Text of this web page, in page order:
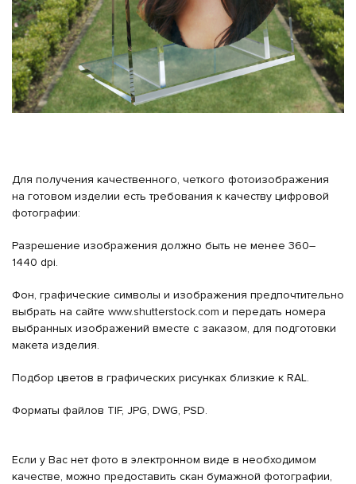
Для получения качественного, четкого фотоизображения
на готовом изделии есть требования к качеству цифровой
фотографии:
Разрешение изображения должно быть не менее 360–
1440 dpi.
Фон, графические символы и изображения предпочтительно
выбрать на сайте www.shutterstock.com и передать номера
выбранных изображений вместе с заказом, для подготовки
макета изделия.
Подбор цветов в графических рисунках близкие к RAL.
Форматы файлов TIF, JPG, DWG, PSD.
Если у Вас нет фото в электронном виде в необходимом
качестве, можно предоставить скан бумажной фотографии,